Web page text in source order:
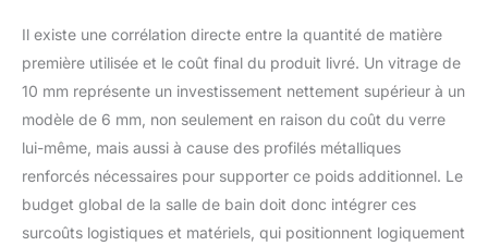
Il existe une corrélation directe entre la quantité de matière
première utilisée et le coût final du produit livré. Un vitrage de
10 mm représente un investissement nettement supérieur à un
modèle de 6 mm, non seulement en raison du coût du verre
lui-même, mais aussi à cause des profilés métalliques
renforcés nécessaires pour supporter ce poids additionnel. Le
budget global de la salle de bain doit donc intégrer ces
surcoûts logistiques et matériels, qui positionnent logiquement